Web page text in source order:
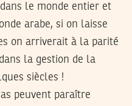
le monde entier et
arabe, si on laisse
on arriverait à la parité
la gestion de la
siècles !
peuvent paraître